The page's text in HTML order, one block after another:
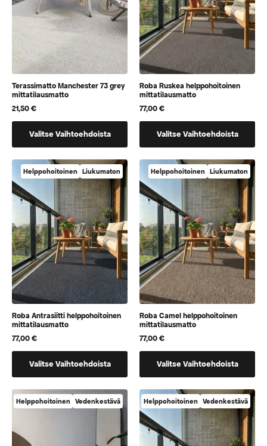
sivulla
sivulla
Terassimatto Manchester 73 grey
mittatilausmatto
21,50€
Valitse Vaihtoehdoista
tuotteella
vaihtoehtoja,
jotka
voidaan
valita
tuotteen
sivulla
Roba Ruskea helppohoitoinen
mittatilausmatto
77,00€
Valitse Vaihtoehdoista
tuotteella
vaihtoehtoja,
jotka
voidaan
valita
tuotteen
sivulla
Helppohoitoinen Liukumaton
Roba Antrasiitti helppohoitoinen
mittatilausmatto
77,00€
Valitse Vaihtoehdoista
tuotteella
vaihtoehtoja,
jotka
valita
Helppohoitoinen Liukumaton
Roba Camel helppohoitoinen
mittatilausmatto
77,00€
Valitse Vaihtoehdoista
tuotteella
vaihtoehtoja,
jotka
voidaan
valita
Helppohoitoinen Vedenkestävä Helppohoitoinen Vedenkestävä